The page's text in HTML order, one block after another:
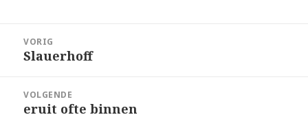
navigatie
VORIG
Vorig
Slauerhoff
VOLGENDE
Volgend
eruit ofte binnen